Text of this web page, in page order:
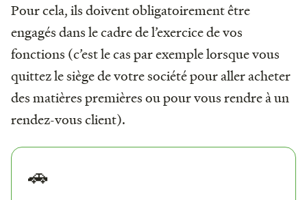
Pour cela, ils doivent obligatoirement être
engagés dans le cadre de l’exercice de vos
fonctions (c’est le cas par exemple lorsque vous
quittez le siège de votre société pour aller acheter
des matières premières ou pour vous rendre à un
rendez-vous client).
🚗